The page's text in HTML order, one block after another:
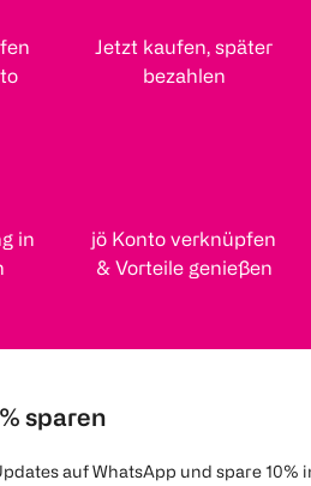
Jetzt kaufen, später
bezahlen
in
jö Konto verknüpfen
& Vorteile genießen
sparen
auf WhatsApp und spare 10%